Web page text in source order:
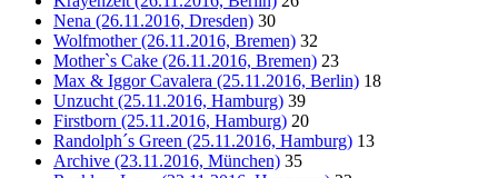
Nena (26.11.2016, Dresden) 30
Wolfmother (26.11.2016, Bremen) 32
Mother`s Cake (26.11.2016, Bremen) 23
Max & Iggor Cavalera (25.11.2016, Berlin) 18
Unzucht (25.11.2016, Hamburg) 39
Firstborn (25.11.2016, Hamburg) 20
Randolph´s Green (25.11.2016, Hamburg) 13
Archive (23.11.2016, München) 35